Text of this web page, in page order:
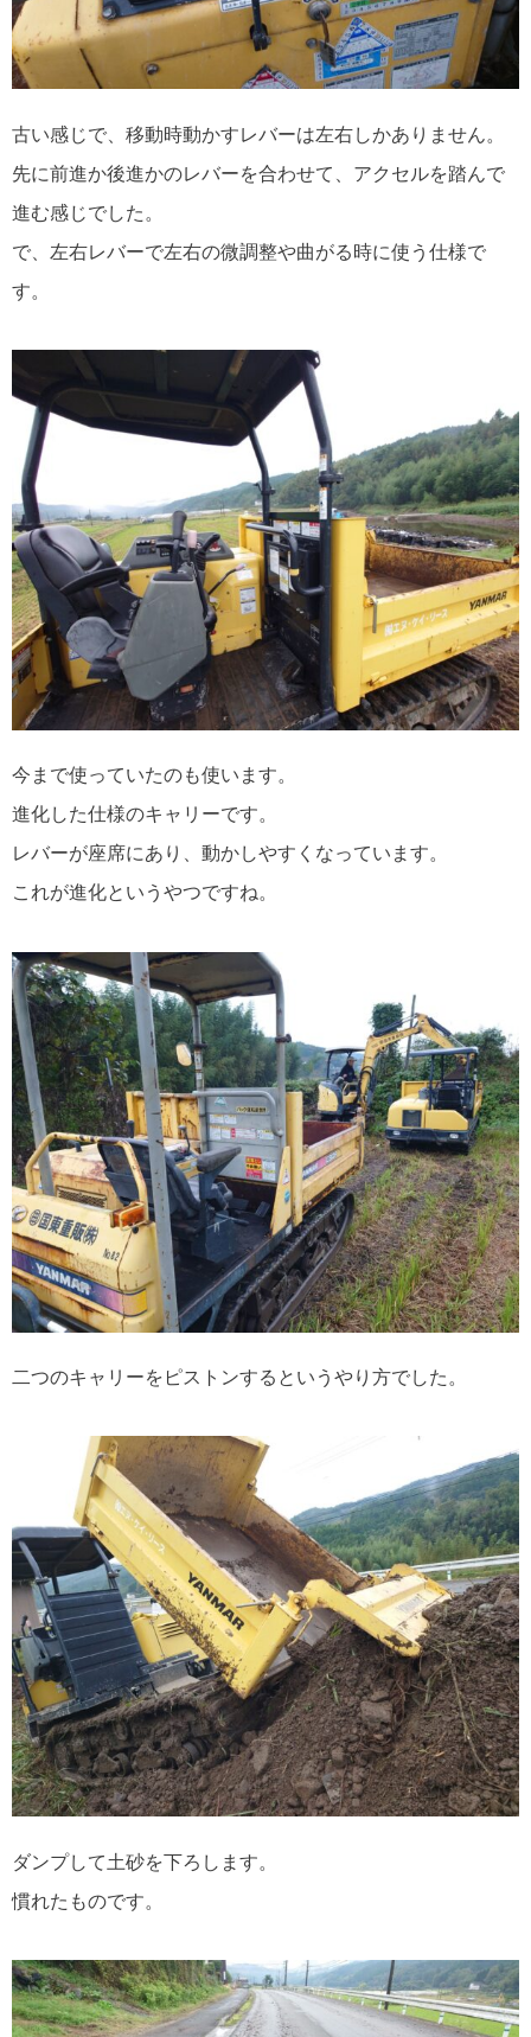
古い感じで、移動時動かすレバーは左右しかありません。
先に前進か後進かのレバーを合わせて、アクセルを踏んで
進む感じでした。
で、左右レバーで左右の微調整や曲がる時に使う仕様で
す。
今まで使っていたのも使います。
進化した仕様のキャリーです。
レバーが座席にあり、動かしやすくなっています。
これが進化というやつですね。
二つのキャリーをピストンするというやり方でした。
ダンプして土砂を下ろします。
慣れたものです。